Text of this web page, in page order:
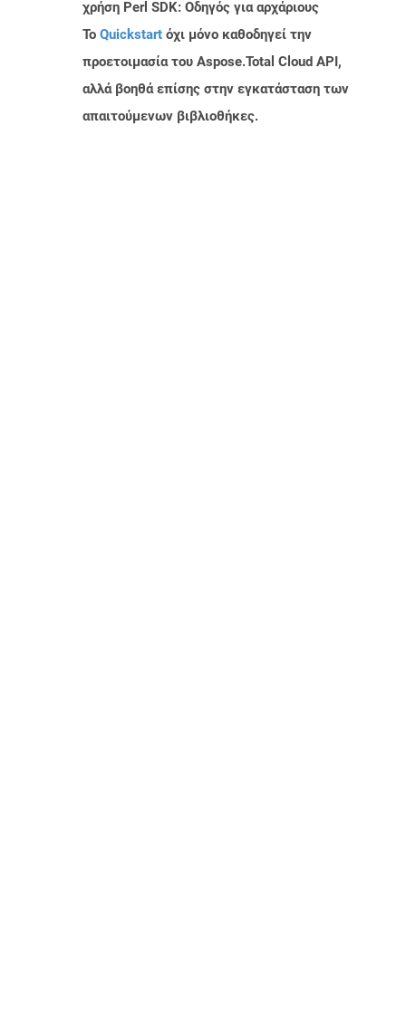
χρήση Perl SDK: Οδηγός για αρχάριους
Το Quickstart όχι μόνο καθοδηγεί την
προετοιμασία του Aspose.Total Cloud API,
αλλά βοηθά επίσης στην εγκατάσταση των
απαιτούμενων βιβλιοθήκες.